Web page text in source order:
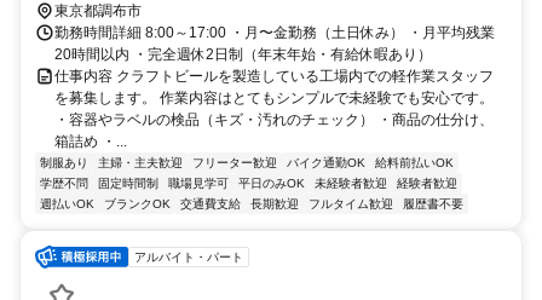
東京都調布市
勤務時間詳細 8:00～17:00 ・月〜金勤務（土日休み） ・月平均残業
20時間以内 ・完全週休2日制（年末年始・有給休暇あり）
仕事内容 クラフトビールを製造している工場内での軽作業スタッフ
を募集します。 作業内容はとてもシンプルで未経験でも安心です。
・容器やラベルの検品（キズ・汚れのチェック） ・商品の仕分け、
箱詰め ・...
制服あり 主婦・主夫歓迎 フリーター歓迎 バイク通勤OK
給料前払いOK
学歴不問
固定時間制 職場見学可 平日のみOK 未経験者歓迎
経験者歓迎
週払いOK
ブランクOK 交通費支給 長期歓迎 フルタイム歓迎 履歴書不要
アルバイト・パート